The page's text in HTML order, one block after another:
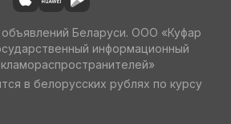
Беларуси. ООО «Куфар
информационный
в белорусских рублях по курсу